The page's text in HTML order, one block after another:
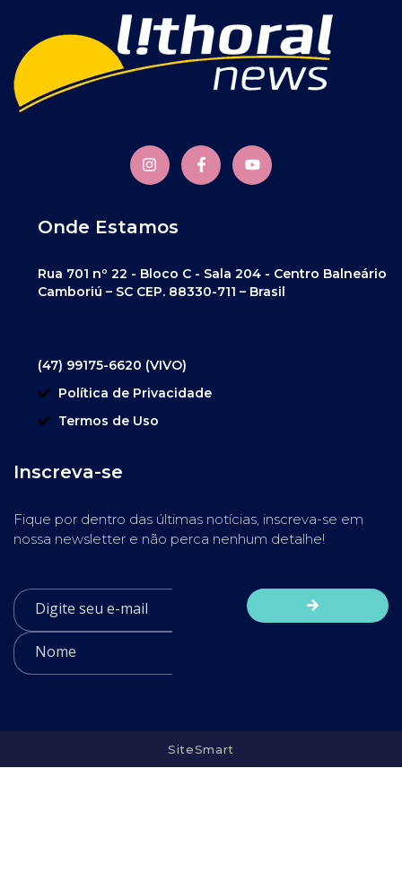
Onde Estamos
Rua 701 nº 22 - Bloco C - Sala 204 - Centro Balneário
Camboriú – SC CEP. 88330-711 – Brasil
(47) 99175-6620 (VIVO)
Política de Privacidade
Termos de Uso
Inscreva-se
Fique por dentro das últimas notícias, inscreva-se em
nossa newsletter e não perca nenhum detalhe!
SiteSmart